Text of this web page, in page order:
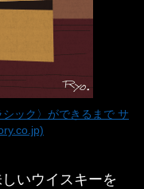
ック〉ができるまで サ
いウイスキーを